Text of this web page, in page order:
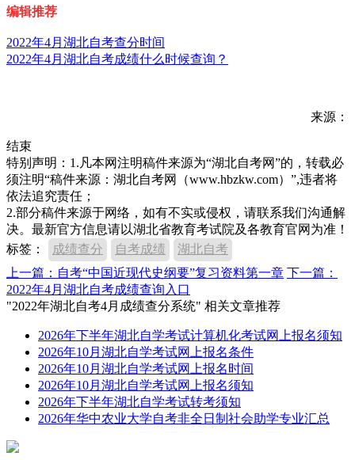
编辑推荐
2022年4月湖北自考查分时间
2022年4月湖北自考成绩什么时候查询？
来源：
结束
特别声明：1.凡本网注明稿件来源为“湖北自考网”的，转载必
须注明“稿件来源：湖北自考网（www.hbzkw.com）”,违者将
依法追究责任；
2.部分稿件来源于网络，如有不实或侵权，请联系我们沟通解
决。最新官方信息请以湖北省教育考试院及各教育官网为准！
标签：
成绩查分 自考成绩
湖北自考
上一篇：自考“中国近现代史纲要”复习资料第一章 下一篇：
2022年4月湖北自考成绩查询入口
"2022年湖北自考4月成绩查分系统" 相关文章推荐
2026年下半年湖北自学考试计算机化考试网上报名须知
2026年10月湖北自学考试网上报名条件
2026年10月湖北自学考试网上报名时间
2026年10月湖北自学考试网上报名须知
2026年下半年湖北自学考试转考须知
2026年华中农业大学自考非全日制社会助学专业汇总